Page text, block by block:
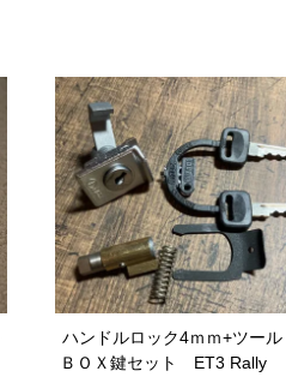
ハンドルロック4ｍｍ+ツール
ＢＯＸ鍵セット ET3 Rally